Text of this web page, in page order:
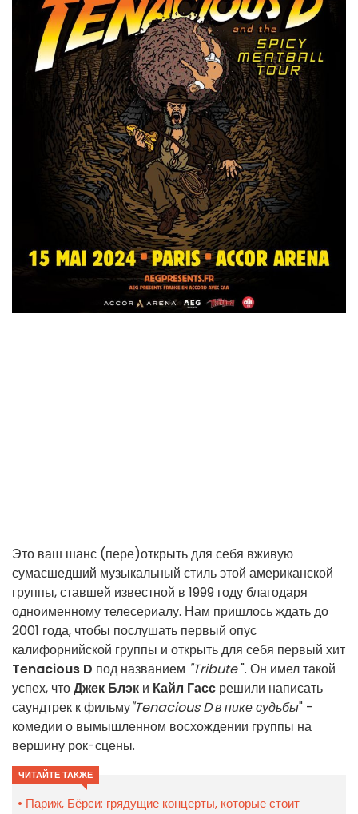
Это ваш шанс (пере)открыть для себя вживую
сумасшедший музыкальный стиль этой американской
группы, ставшей известной в 1999 году благодаря
одноименному телесериалу. Нам пришлось ждать до
2001 года, чтобы послушать первый опус
калифорнийской группы и открыть для себя первый хит
Tenacious D под названием "Tribute". Он имел такой
успех, чтоДжек Блэк и Кайл Гасс решили написать
саундтрек к фильму"Tenacious D в пике судьбы" -
комедии о вымышленном восхождении группы на
вершину рок-сцены.
ЧИТАЙТЕ ТАКЖЕ
Париж, Бёрси: грядущие концерты, которые стоит